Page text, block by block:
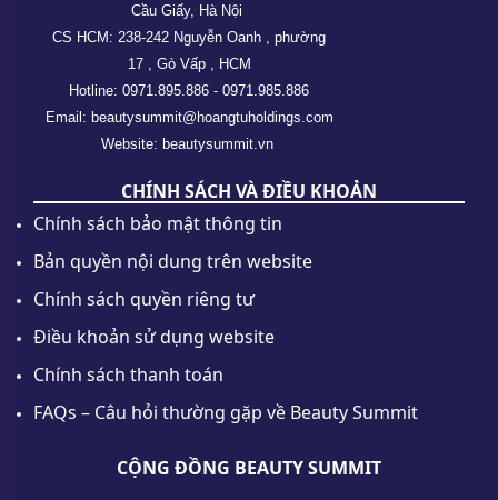
Cầu Giấy, Hà Nội
CS HCM: 238-242 Nguyễn Oanh , phường
17 , Gò Vấp , HCM
Hotline: 0971.895.886 - 0971.985.886
Email: beautysummit@hoangtuholdings.com
Website: beautysummit.vn
CHÍNH SÁCH VÀ ĐIỀU KHOẢN
Chính sách bảo mật thông tin
Bản quyền nội dung trên website
Chính sách quyền riêng tư
Điều khoản sử dụng website
Chính sách thanh toán
FAQs – Câu hỏi thường gặp về Beauty Summit
CỘNG ĐỒNG BEAUTY SUMMIT